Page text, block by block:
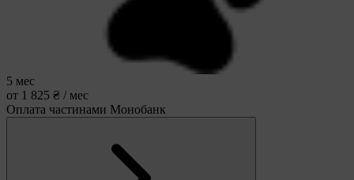
5 мес
от 1 825 ₴ / мес
Оплата частинами Монобанк